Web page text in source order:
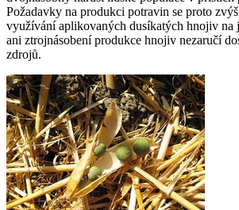
Požadavky na produkci potravin se proto
využívání aplikovaných dusíkatých hnojiv na
ani ztrojnásobení produkce hnojiv nezaručí
zdrojů.